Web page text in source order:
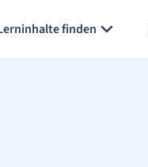
finden